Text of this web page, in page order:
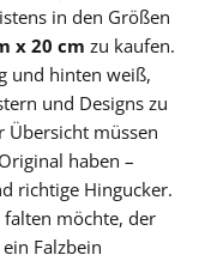
in den Größen
x 20 cm zu kaufen.
und hinten weiß,
und Designs zu
Übersicht müssen
haben –
richtige Hingucker.
möchte, der
Falzbein